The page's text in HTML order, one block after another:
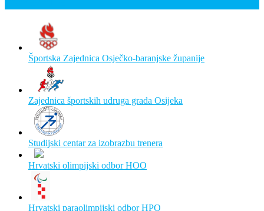
Športska Zajednica Osječko-baranjske županije
Zajednica športskih udruga grada Osijeka
Studijski centar za izobrazbu trenera
Hrvatski olimpijski odbor HOO
Hrvatski paraolimpijski odbor HPO